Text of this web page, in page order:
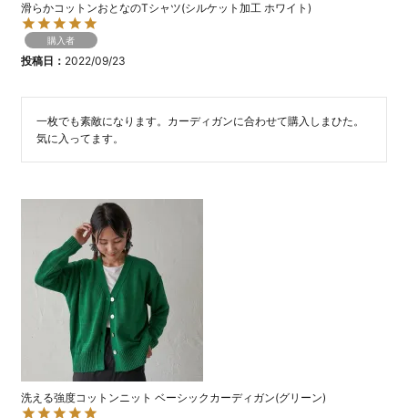
滑らかコットンおとなのTシャツ(シルケット加工 ホワイト)
購入者
投稿日 2022/09/23
一枚でも素敵になります。カーディガンに合わせて購入しまひた。
気に入ってます。
洗える強度コットンニット ベーシックカーディガン(グリーン)